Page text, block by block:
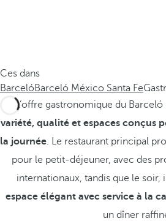
Ces dans
BarcelóBarceló México Santa Fe
L’offre gastronomique du Barceló
variété, qualité et espaces conçus
la journée. Le restaurant principal
pour le petit-déjeuner, avec des
internationaux, tandis que le soir,
espace élégant avec service à la
un dîner